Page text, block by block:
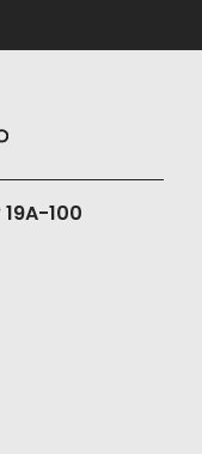
100